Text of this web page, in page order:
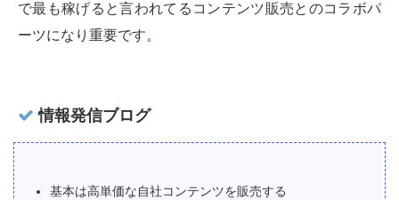
で最も稼げると言われてるコンテンツ販売とのコラボパ
ーツになり重要です。
情報発信ブログ
基本は高単価な自社コンテンツを販売する